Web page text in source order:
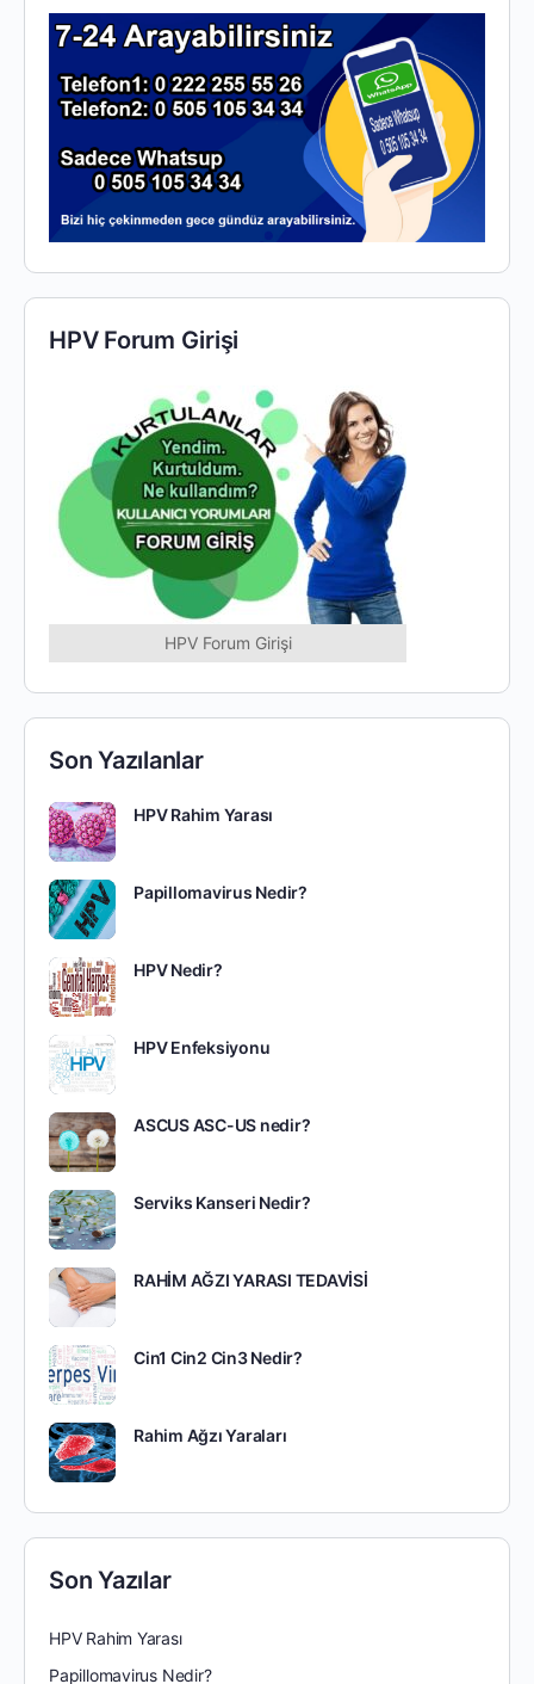
HPV Forum Girişi
HPV Forum Girişi
Son Yazılanlar
HPV Rahim Yarası
Papillomavirus Nedir?
HPV Nedir?
HPV Enfeksiyonu
ASCUS ASC-US nedir?
Serviks Kanseri Nedir?
RAHİM AĞZI YARASI TEDAVİSİ
Cin1 Cin2 Cin3 Nedir?
Rahim Ağzı Yaraları
Son Yazılar
HPV Rahim Yarası
Papillomavirus Nedir?